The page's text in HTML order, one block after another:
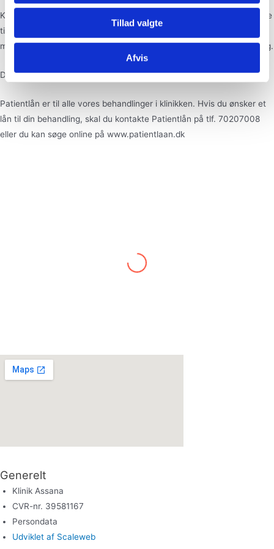
din brug af vores hjemmeside med vores partnere inden
for sociale medier, annonceringspartnere og
analysepartnere. Vores partnere kan kombinere disse
data med andre oplysninger, du har givet dem, eller som
Tillad valgte
Afvis
Klinik Assana har indgået samarbejde med Patientlån. Du kan nu låne
til dine behandlinger, som er rentefrit og kan betales over flere
måneder. Det er nemt, hurtig og gratis at ansøge om lånefinansiering.
Du bestemmer selv om du vil afdrage over 12, 24 eller 36 måneder.
Patientlån er til alle vores behandlinger i klinikken. Hvis du ønsker et
lån til din behandling, skal du kontakte Patientlån på tlf. 70207008
eller du kan søge online på www.patientlaan.dk
KAN STÆRKT ANBEFALES💖👌 Tusind tak for de
fantastiske behandlinger! Jeg har fået både rynke
reducering og filler hos klinik Assana ♥️ Jeg er
hos Klinik Asaana. Godt resultat til MEGA god
fortryder ikke 👌
Generelt
Klinik Assana
CVR-nr. 39581167
Persondata
Udviklet af Scaleweb